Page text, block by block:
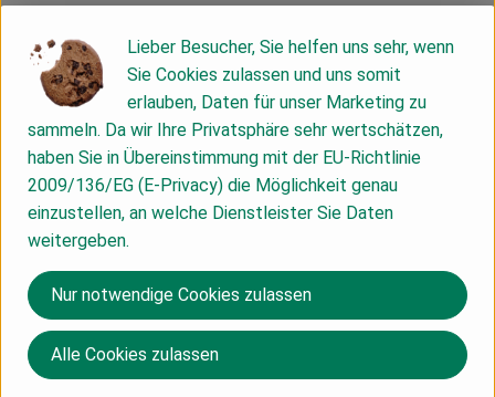
Zutaten: Rindfleisch* 90%, Aspik* 2%, Meersalz,
Gewürzmischung*
aus ökologischer Erzeugung
Füllgewicht 180g
Gekühlt bei 4° bis 7° mindestens haltbar bis 28.11.2026
Charge 260528
Produktinformationen
Lieber Besucher, Sie helfen uns sehr, wenn
Sie Cookies zulassen und uns somit
erlauben, Daten für unser Marketing zu
sammeln. Da wir Ihre Privatsphäre sehr wertschätzen,
haben Sie in Übereinstimmung mit der EU-Richtlinie
2009/136/EG (E-Privacy) die Möglichkeit genau
einzustellen, an welche Dienstleister Sie Daten
weitergeben.
Nur notwendige Cookies zulassen
Alle Cookies zulassen